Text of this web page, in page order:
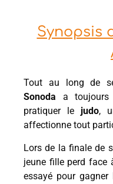
Synopsis
Tout au long de
Sonoda a
pratiquer le judo,
affectionne tout
Lors de la finale de
jeune fille perd face
essayé pour